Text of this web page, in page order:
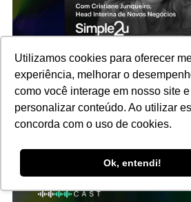
Utilizamos cookies para oferecer
experiência, melhorar o
como você interage em nosso site e
personalizar conteúdo. Ao utilizar
concorda com o uso de cookies.
Ok, entendi!